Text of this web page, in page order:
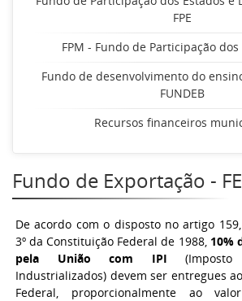
FPE
FPM - Fundo de Participação
Fundo de desenvolvimento do
FUNDEB
Recursos financeiros
Fundo de Exportação - FE
De acordo com o disposto no artigo
3º da Constituição Federal de 1988, 10%
pela União com IPI (Imposto
Industrializados) devem ser entregues
Federal, proporcionalmente ao